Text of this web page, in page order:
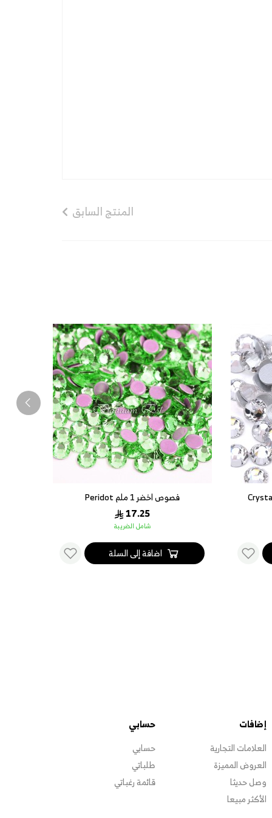
المنتج السابق
صمغ فصوص اسطح 50 ملم
19.55
شامل الضريبة
اضافة إلى السلة
إضافات
العلامات التجارية
العروض المميزة
وصل حديثا
الأكثر مبيعا
حسابي
حسابي
طلباتي
قائمة رغباتي